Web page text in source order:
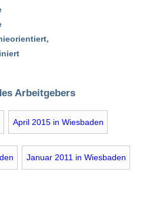
Arbeitgebers
April 2015 in Wiesbaden
Januar 2011 in Wiesbaden